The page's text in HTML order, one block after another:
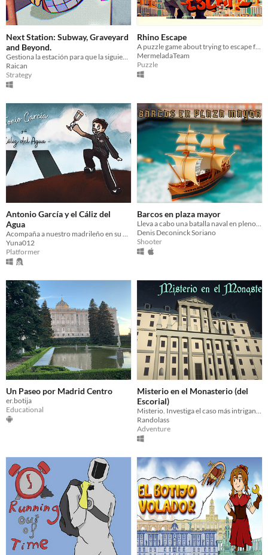
Next Station: Subway, Graveyard
and Beyond.
Raican
Strategy
Rhino Escape
MermeladaTeam
Puzzle
Antonio García y el Cáliz del
Agua
Acompaña a nuestro madrileño en su búsqueda por encontrar el mejor agua del mundo
Yuna012
Platformer
Barcos en plaza mayor
Lleva a cabo una batalla naval en pleno centro de la capital.
Denis Deconinck Soriano
Shooter
Un Paseo por Madrid Centro
er.botija
Educational
Misterio en el Monasterio (del
Escorial)
Misterio. Investiga el caso más intrigante que haya ocurrido en un monasterio.
Randolass
Adventure